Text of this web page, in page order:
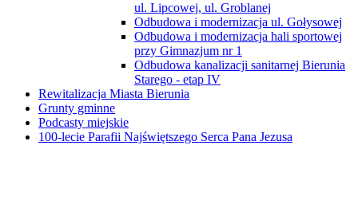
ul. Lipcowej, ul. Groblanej
Odbudowa i modernizacja ul. Gołysowej
Odbudowa i modernizacja hali sportowej
przy Gimnazjum nr 1
Odbudowa kanalizacji sanitarnej Bierunia
Starego - etap IV
Rewitalizacja Miasta Bierunia
Grunty gminne
Podcasty miejskie
100-lecie Parafii Najświętszego Serca Pana Jezusa